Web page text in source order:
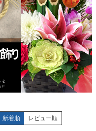
新着順 レビュー順